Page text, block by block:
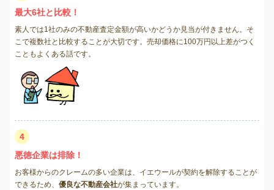
最大6社と比較！
素人では1社のみの不動産査定金額が高いかどうか見当が付きません。そ
こで複数社と比較することが大切です。売却価格に100万円以上差がつく
こともよくある話です。
4
悪徳企業は排除！
お客様からのクレームの多い企業は、イエウールが契約を解除することが
できるため、 優良な不動産会社が集まっています。